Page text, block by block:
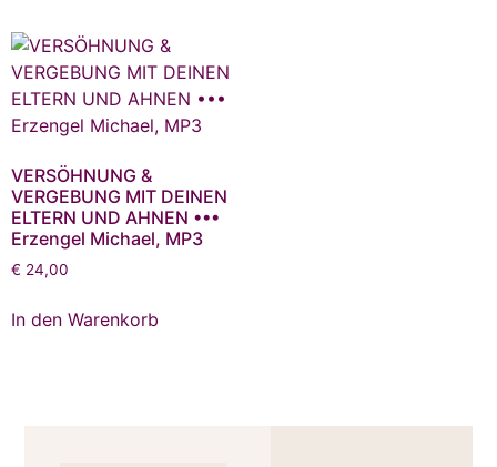
VERSÖHNUNG &
VERGEBUNG MIT DEINEN
ELTERN UND AHNEN •••
Erzengel Michael, MP3
€ 24,00
In den Warenkorb